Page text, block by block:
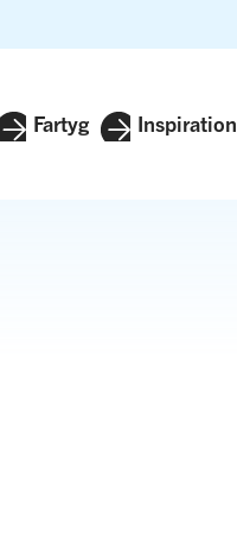
Fartyg Inspiration